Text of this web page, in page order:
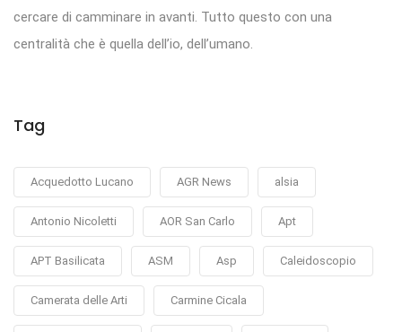
cercare di camminare in avanti. Tutto questo con una
centralità che è quella dell’io, dell’umano.
Tag
Acquedotto Lucano AGR News alsia
Antonio Nicoletti AOR San Carlo Apt
APT Basilicata ASM Asp Caleidoscopio
Camerata delle Arti Carmine Cicala